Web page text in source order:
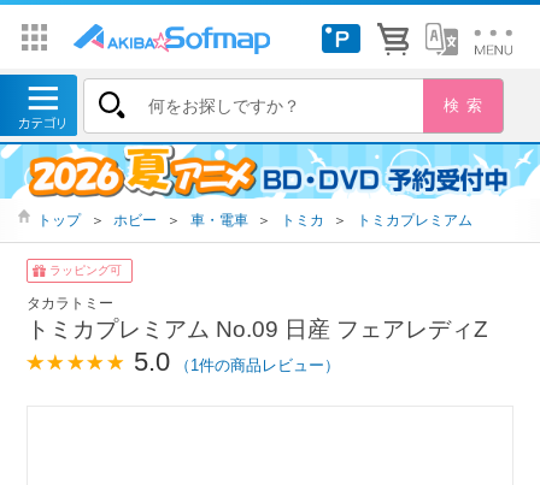
トップ ＞ ホビー ＞ 車・電車 ＞ トミカ ＞ トミカプレミアム
ラッピング可
タカラトミー
トミカプレミアム No.09 日産 フェアレディZ
5.0 （1件の商品レビュー）